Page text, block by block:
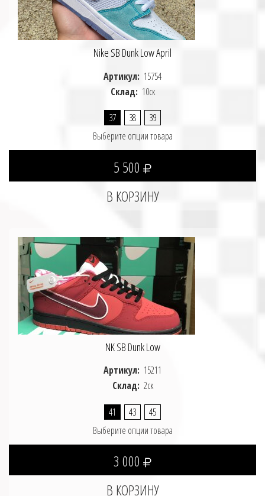
Nike SB Dunk Low April
Артикул: 15754
Склад: 10ск
37 38
39
Выберите опции товара
5 500
NK SB Dunk Low
Артикул: 15211
Склад: 2ск
41 43
45
Выберите опции товара
3 000